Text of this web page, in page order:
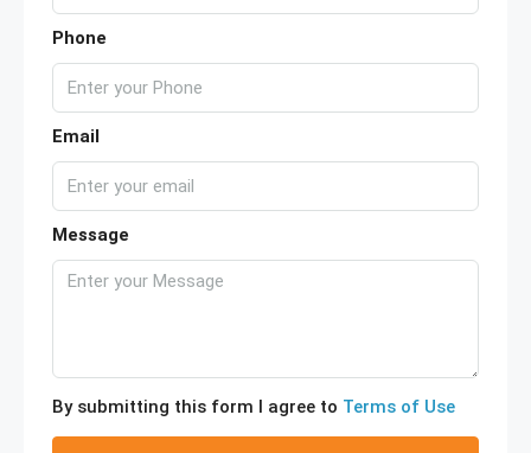
Phone
Email
Message
By submitting this form I agree to Terms of Use